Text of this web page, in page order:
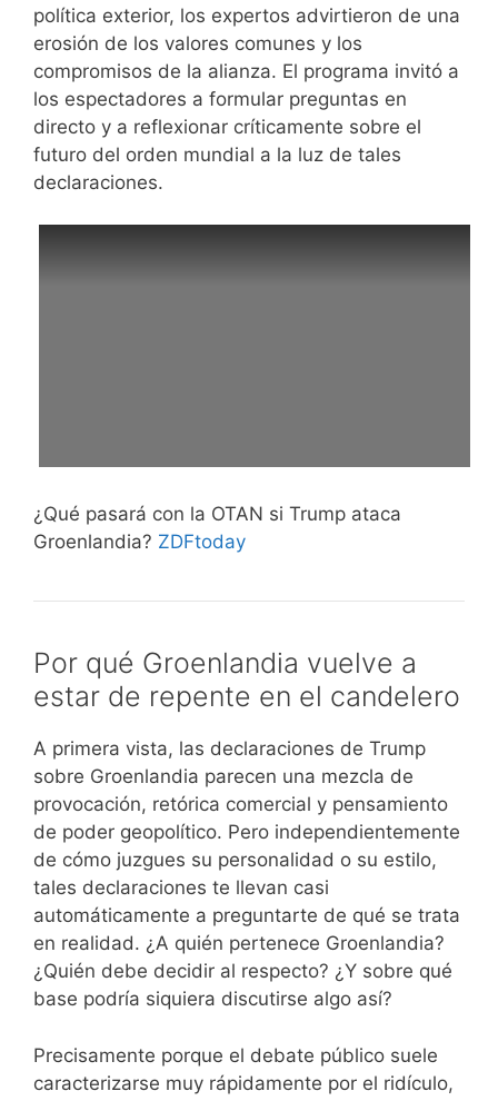
política exterior, los expertos advirtieron de una
erosión de los valores comunes y los
compromisos de la alianza. El programa invitó a
los espectadores a formular preguntas en
directo y a reflexionar críticamente sobre el
futuro del orden mundial a la luz de tales
declaraciones.
¿Qué pasará con la OTAN si Trump ataca
Groenlandia? ZDFtoday
Por qué Groenlandia vuelve a
estar de repente en el candelero
A primera vista, las declaraciones de Trump
sobre Groenlandia parecen una mezcla de
provocación, retórica comercial y pensamiento
de poder geopolítico. Pero independientemente
de cómo juzgues su personalidad o su estilo,
tales declaraciones te llevan casi
automáticamente a preguntarte de qué se trata
en realidad. ¿A quién pertenece Groenlandia?
¿Quién debe decidir al respecto? ¿Y sobre qué
base podría siquiera discutirse algo así?
Precisamente porque el debate público suele
caracterizarse muy rápidamente por el ridículo,